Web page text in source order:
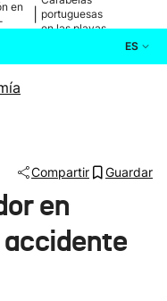
en
portuguesas
en las playas
ES
Compartir Guardar
en